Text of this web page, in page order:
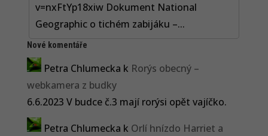
v=nxFtYp18xiw Dokument National
Geographic o tichém zabijáku –...
Nové komentáře
Petra Chlumecka k Rorýs obecný –
webkamera z budky
6.6.2023 V budce č.3 mají rorýsi opět vajíčko.
Petra Chlumecka k Orlí hnízdo Harriet a